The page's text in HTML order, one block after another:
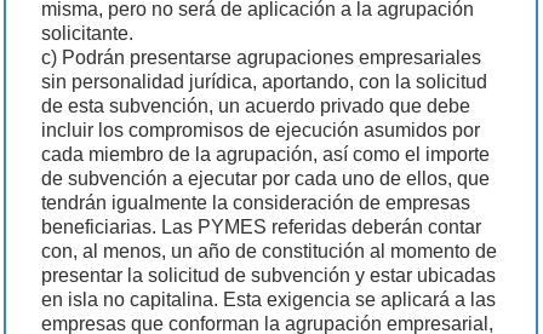
misma, pero no será de aplicación a la agrupación
solicitante.
c) Podrán presentarse agrupaciones empresariales
sin personalidad jurídica, aportando, con la solicitud
de esta subvención, un acuerdo privado que debe
incluir los compromisos de ejecución asumidos por
cada miembro de la agrupación, así como el importe
de subvención a ejecutar por cada uno de ellos, que
tendrán igualmente la consideración de empresas
beneficiarias. Las PYMES referidas deberán contar
con, al menos, un año de constitución al momento de
presentar la solicitud de subvención y estar ubicadas
en isla no capitalina. Esta exigencia se aplicará a las
empresas que conforman la agrupación empresarial,